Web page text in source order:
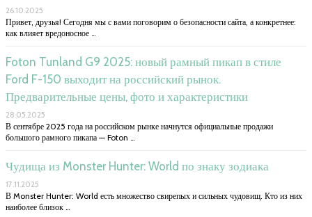
26.10.2025
Привет, друзья! Сегодня мы с вами поговорим о безопасности сайта, а конкретнее:
как влияет вредоносное …
Foton Tunland G9 2025: новый рамный пикап в стиле
Ford F-150 выходит на российский рынок.
Предварительные цены, фото и характеристики
28.05.2025
В сентябре 2025 года на российском рынке начнутся официальные продажи
большого рамного пикапа — Foton …
Чудища из Monster Hunter: World по знаку зодиака
17.11.2025
В Monster Hunter: World есть множество свирепых и сильных чудовищ. Кто из них
наиболее близок …